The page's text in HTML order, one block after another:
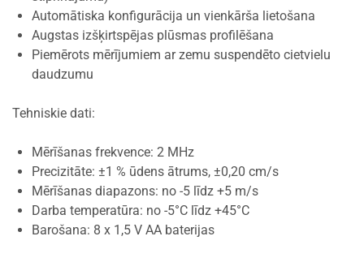
Automātiska konfigurācija un vienkārša lietošana
Augstas izšķirtspējas plūsmas profilēšana
Piemērots mērījumiem ar zemu suspendēto cietvielu
daudzumu
Tehniskie dati:
Mērīšanas frekvence: 2 MHz
Precizitāte: ±1 % ūdens ātrums, ±0,20 cm/s
Mērīšanas diapazons: no -5 līdz +5 m/s
Darba temperatūra: no -5°C līdz +45°C
Barošana: 8 x 1,5 V AA baterijas